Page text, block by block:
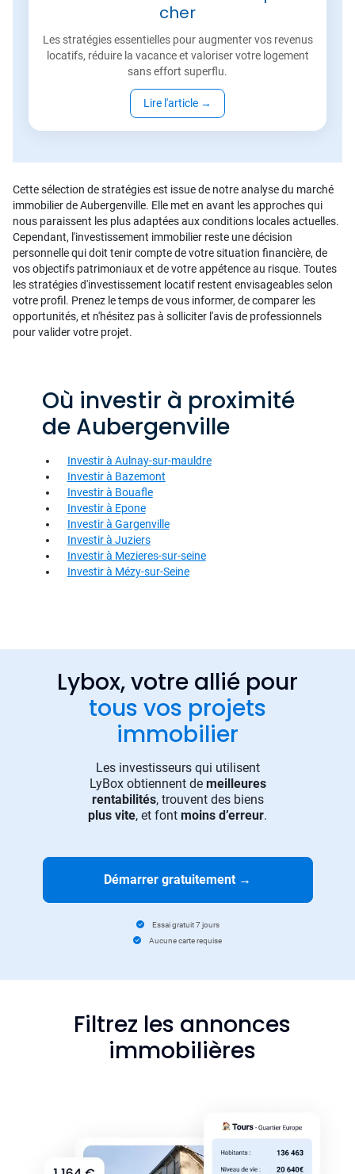
cher
Les stratégies essentielles pour augmenter vos revenus
locatifs, réduire la vacance et valoriser votre logement
sans effort superflu.
Lire l'article →
Cette sélection de stratégies est issue de notre analyse du marché
immobilier de Aubergenville. Elle met en avant les approches qui
nous paraissent les plus adaptées aux conditions locales actuelles.
Cependant, l'investissement immobilier reste une décision
personnelle qui doit tenir compte de votre situation financière, de
vos objectifs patrimoniaux et de votre appétence au risque. Toutes
les stratégies d'investissement locatif restent envisageables selon
votre profil. Prenez le temps de vous informer, de comparer les
opportunités, et n'hésitez pas à solliciter l'avis de professionnels
pour valider votre projet.
Où investir à proximité
de Aubergenville
Investir à Aulnay-sur-mauldre
Investir à Bazemont
Investir à Bouafle
Investir à Epone
Investir à Gargenville
Investir à Juziers
Investir à Mezieres-sur-seine
Investir à Mézy-sur-Seine
Lybox, votre allié pour
tous vos projets
immobilier
Les investisseurs qui utilisent
LyBox obtiennent de meilleures
rentabilités, trouvent des biens
plus vite, et font moins d’erreur.
Démarrer gratuitement →
Essai gratuit 7 jours
Aucune carte requise
Filtrez les annonces
immobilières